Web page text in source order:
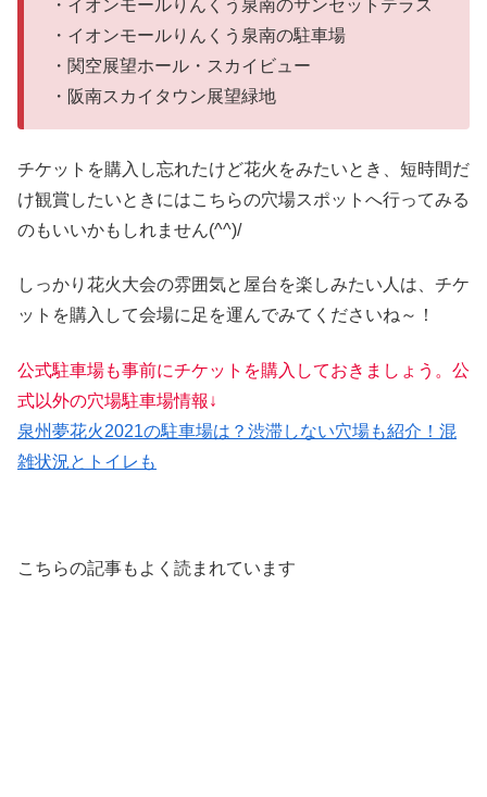
・イオンモールりんくう泉南のサンセットテラス
・イオンモールりんくう泉南の駐車場
・関空展望ホール・スカイビュー
・阪南スカイタウン展望緑地
チケットを購入し忘れたけど花火をみたいとき、短時間だ
け観賞したいときにはこちらの穴場スポットへ行ってみる
のもいいかもしれません(^^)/
しっかり花火大会の雰囲気と屋台を楽しみたい人は、チケ
ットを購入して会場に足を運んでみてくださいね～！
公式駐車場も事前にチケットを購入しておきましょう。公
式以外の穴場駐車場情報↓
泉州夢花火2021の駐車場は？渋滞しない穴場も紹介！混
雑状況とトイレも
こちらの記事もよく読まれています